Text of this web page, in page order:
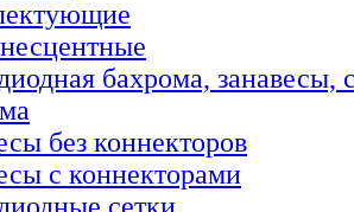
бахрома, занавесы,
без коннекторов
с коннекторами